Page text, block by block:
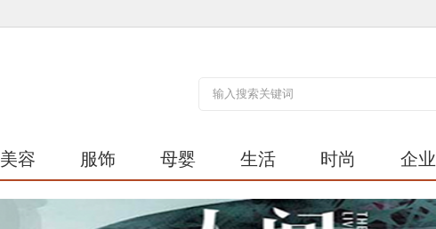
美容 服饰 母婴 生活 时尚 企业